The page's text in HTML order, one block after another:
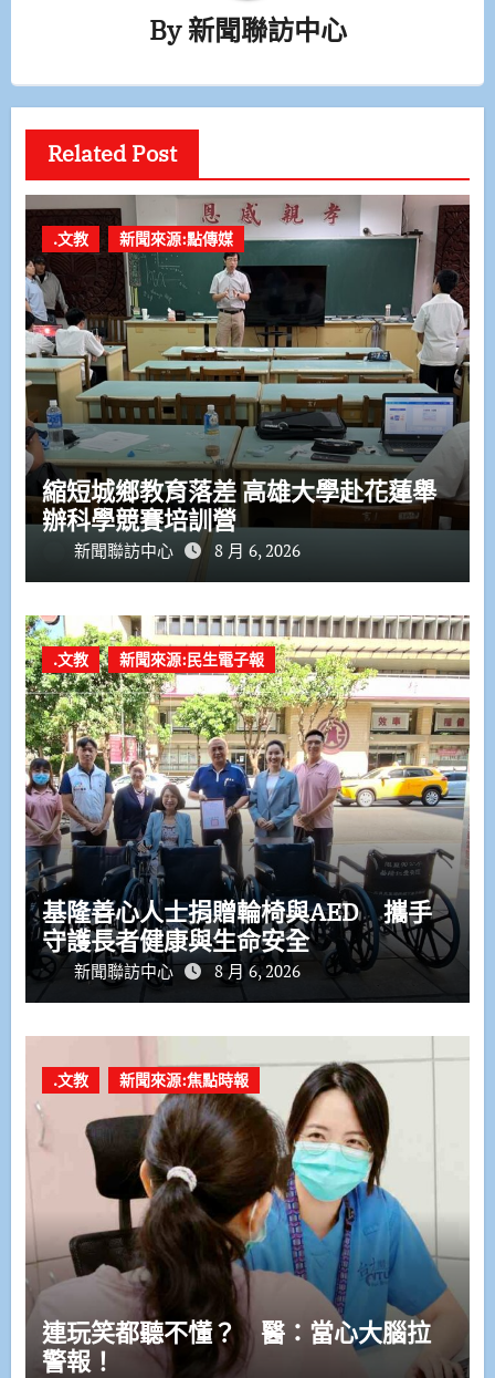
By新聞聯訪中心
Related Post
.文教 新聞來源:點傳媒
縮短城鄉教育落差 高雄大學赴花蓮舉
辦科學競賽培訓營
新聞聯訪中心 8 月 6, 2026
.文教 新聞來源:民生電子報
基隆善心人士捐贈輪椅與AED 攜手
守護長者健康與生命安全
新聞聯訪中心 8 月 6, 2026
.文教 新聞來源:焦點時報
連玩笑都聽不懂？ 醫：當心大腦拉
警報！